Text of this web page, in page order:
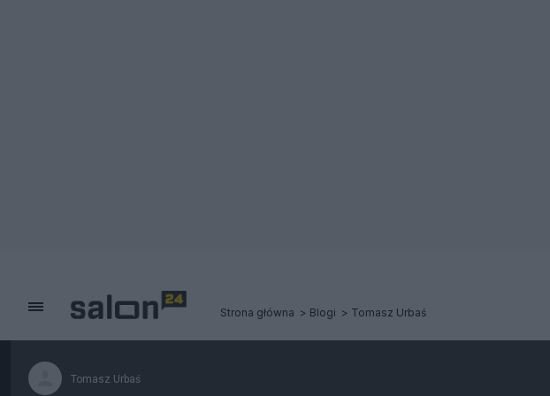
Strona główna Blogi Tomasz Urbaś
Tomasz Urbaś